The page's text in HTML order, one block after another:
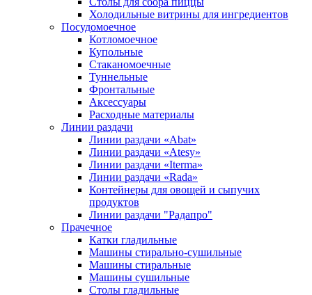
Холодильные витрины для ингредиентов
Посудомоечное
Котломоечное
Купольные
Стаканомоечные
Туннельные
Фронтальные
Аксессуары
Расходные материалы
Линии раздачи
Линии раздачи «Abat»
Линии раздачи «Atesy»
Линии раздачи «Iterma»
Линии раздачи «Rada»
Контейнеры для овощей и сыпучих
продуктов
Линии раздачи "Радапро"
Прачечное
Катки гладильные
Машины стирально-сушильные
Машины стиральные
Машины сушильные
Столы гладильные